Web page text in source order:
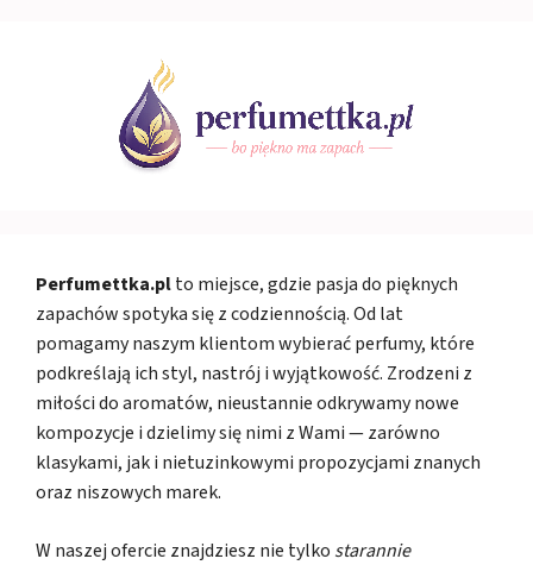
Perfumettka.plto miejsce, gdzie pasja do pięknych
zapachów spotyka się z codziennością. Od lat
pomagamy naszym klientom wybierać perfumy, które
podkreślają ich styl, nastrój i wyjątkowość. Zrodzeni z
miłości do aromatów, nieustannie odkrywamy nowe
kompozycje i dzielimy się nimi z Wami — zarówno
klasykami, jak i nietuzinkowymi propozycjami znanych
oraz niszowych marek.
W naszej ofercie znajdziesz nie tylko starannie